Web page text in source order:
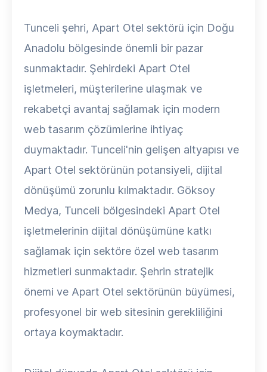
Tunceli şehri, Apart Otel sektörü için Doğu
Anadolu bölgesinde önemli bir pazar
sunmaktadır. Şehirdeki Apart Otel
işletmeleri, müşterilerine ulaşmak ve
rekabetçi avantaj sağlamak için modern
web tasarım çözümlerine ihtiyaç
duymaktadır. Tunceli'nin gelişen altyapısı ve
Apart Otel sektörünün potansiyeli, dijital
dönüşümü zorunlu kılmaktadır. Göksoy
Medya, Tunceli bölgesindeki Apart Otel
işletmelerinin dijital dönüşümüne katkı
sağlamak için sektöre özel web tasarım
hizmetleri sunmaktadır. Şehrin stratejik
önemi ve Apart Otel sektörünün büyümesi,
profesyonel bir web sitesinin gerekliliğini
ortaya koymaktadır.